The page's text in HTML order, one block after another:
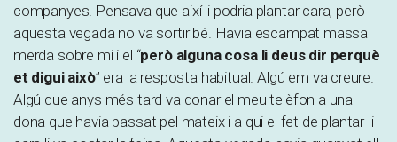
companyes. Pensava que així li podria plantar cara, però
aquesta vegada no va sortir bé. Havia escampat massa
merda sobre mi i el “però alguna cosa li deus dir perquè
et digui això” era la resposta habitual. Algú em va creure.
Algú que anys més tard va donar el meu telèfon a una
dona que havia passat pel mateix i a qui el fet de plantar-li